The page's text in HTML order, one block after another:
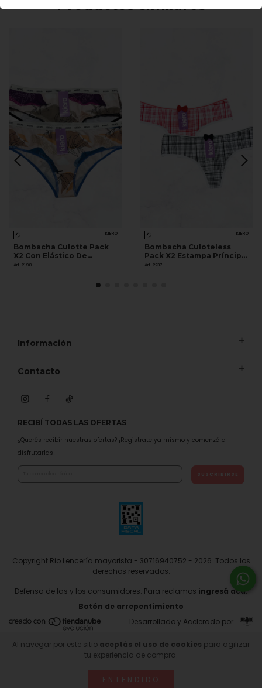
Al navegar por este sitio aceptás el uso de cookies para agilizar
tu experiencia de compra.
ENTENDIDO
Productos similares
KIERO
Bombacha Culotte Pack
X2 Con Elástico De
Algodón Estampado
Art. 2198
KIERO
Bombacha Culoteless
Pack X2 Estampa Príncipe
De Gales
Art. 2237
Información
Contacto
RECIBÍ TODAS LAS OFERTAS
¿Querés recibir nuestras ofertas? ¡Registrate ya mismo y comenzá a
disfrutarlas!
Copyright Rio Lencería mayorista - 30716940752 - 2026. Todos los
derechos reservados.
Defensa de las y los consumidores. Para reclamos ingresá acá.
Botón de arrepentimiento
Desarrollado y Acelerado por